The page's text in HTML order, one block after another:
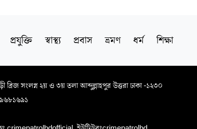
প্রযুক্তি স্বাস্থ্য প্রবাস ভ্রমণ ধর্ম শিক্ষা
ব্রিজ সংলগ্ন ২য় ও ৩য় তলা আব্দুল্লাহপুর উত্তরা ঢাকা -১২৩০